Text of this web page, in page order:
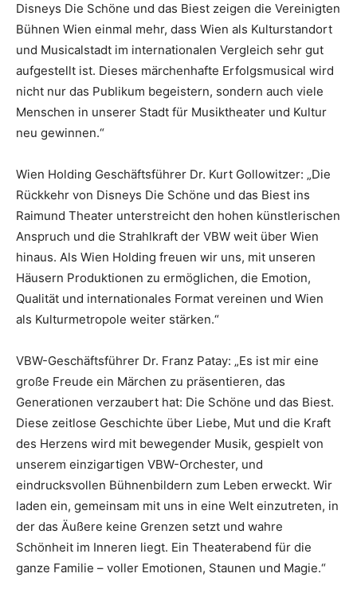
Disneys Die Schöne und das Biest zeigen die Vereinigten
Bühnen Wien einmal mehr, dass Wien als Kulturstandort
und Musicalstadt im internationalen Vergleich sehr gut
aufgestellt ist. Dieses märchenhafte Erfolgsmusical wird
nicht nur das Publikum begeistern, sondern auch viele
Menschen in unserer Stadt für Musiktheater und Kultur
neu gewinnen.“
Wien Holding Geschäftsführer Dr. Kurt Gollowitzer: „Die
Rückkehr von Disneys Die Schöne und das Biest ins
Raimund Theater unterstreicht den hohen künstlerischen
Anspruch und die Strahlkraft der VBW weit über Wien
hinaus. Als Wien Holding freuen wir uns, mit unseren
Häusern Produktionen zu ermöglichen, die Emotion,
Qualität und internationales Format vereinen und Wien
als Kulturmetropole weiter stärken.“
VBW-Geschäftsführer Dr. Franz Patay: „Es ist mir eine
große Freude ein Märchen zu präsentieren, das
Generationen verzaubert hat: Die Schöne und das Biest.
Diese zeitlose Geschichte über Liebe, Mut und die Kraft
des Herzens wird mit bewegender Musik, gespielt von
unserem einzigartigen VBW-Orchester, und
eindrucksvollen Bühnenbildern zum Leben erweckt. Wir
laden ein, gemeinsam mit uns in eine Welt einzutreten, in
der das Äußere keine Grenzen setzt und wahre
Schönheit im Inneren liegt. Ein Theaterabend für die
ganze Familie – voller Emotionen, Staunen und Magie.“